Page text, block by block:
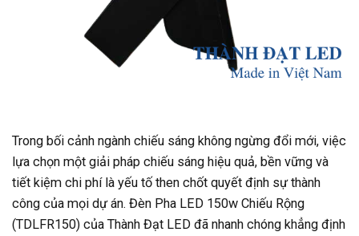
Trong bối cảnh ngành chiếu sáng không ngừng đổi mới, việc
lựa chọn một giải pháp chiếu sáng hiệu quả, bền vững và
tiết kiệm chi phí là yếu tố then chốt quyết định sự thành
công của mọi dự án. Đèn Pha LED 150w Chiếu Rộng
(TDLFR150) của Thành Đạt LED đã nhanh chóng khẳng định